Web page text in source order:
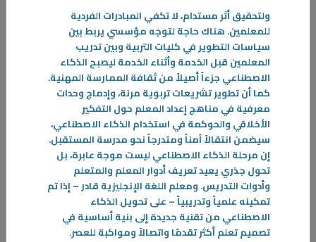
ولتحقيق أثر مستدام، لا تكفي المبادرات الفردية
للمعلمين. هناك حاجة لتوجه مؤسسي يربط بين
سياسات التطوير في كليات التربية وبين تدريب
المعلمين قبل الخدمة وأثناء الخدمة ليصبح الذكاء
الاصطناعي جزءاً أصيلاً من ثقافة الممارسة المهنية.
كما أن تطوير تشريعات تربوية مرنة، وإدماج وحدات
معرفية في مناهج إعداد المعلم حول التفكير
الأخلاقي والحوكمة في استخدام الذكاء الاصطناعي،
سيضمن انتقالاً آمناً ومتدرجاً نحو مدرسة المستقبل.
إن مرحلة الذكاء الاصطناعي ليست موجة عابرة، بل
تحول جذري يعيد تعريف أدوار المعلم والمتعلم
وأدوات التدريس. ومعلم اللغة الإنجليزية قادر – إذا تم
تمكينه علمياً وتدريبياً – على تحويل الذكاء
الاصطناعي من تقنية جديدة إلى بنية أساسية في
تصميم تعلم أكثر تقدمًا واتصالاً ومواكبة للعصر.